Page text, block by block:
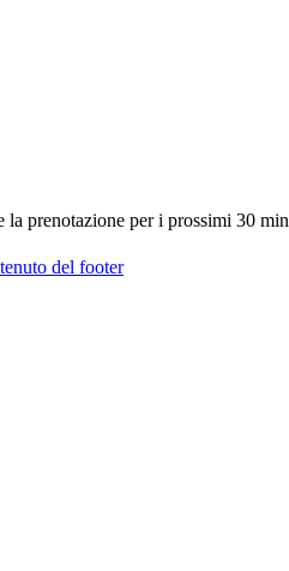
la prenotazione per i prossimi 30
del footer